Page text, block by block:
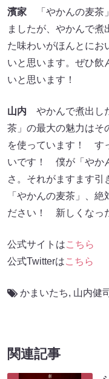
濱家 「やかんの麦茶
ましたが、やかんで煮
た味わいがほんとにお
いと思います。ぜひ飲
いと思います！
山内 やかんで煮出し
茶」の最大の魅力はそ
を使っています！ す
いです！ 僕が「やか
さ。それがますます
「やかんの麦茶」、
ださい！ 新しくなっ
公式サイトはこちら
公式Twitterはこちら
かまいたち, 山内健司
関連記事